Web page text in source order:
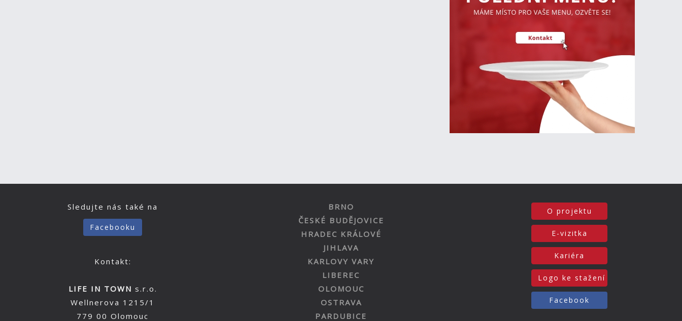
Sledujte nás také na
Facebooku
Kontakt:
LIFE IN TOWN s.r.o.
Wellnerova 1215/1
779 00 Olomouc
BRNO
ČESKÉ BUDĚJOVICE
HRADEC KRÁLOVÉ
JIHLAVA
KARLOVY VARY
LIBEREC
OLOMOUC
OSTRAVA
PARDUBICE
O projektu
E-vizitka
Kariéra
Logo ke stažení
Facebook